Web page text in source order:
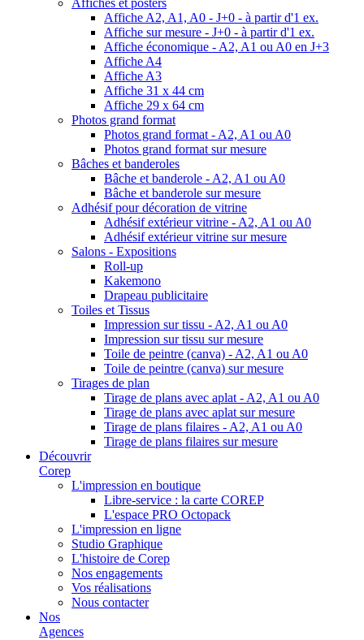
Affiches et posters
Affiche A2, A1, A0 - J+0 - à partir d'1 ex.
Affiche sur mesure - J+0 - à partir d'1 ex.
Affiche économique - A2, A1 ou A0 en J+3
Affiche A4
Affiche A3
Affiche 31 x 44 cm
Affiche 29 x 64 cm
Photos grand format
Photos grand format - A2, A1 ou A0
Photos grand format sur mesure
Bâches et banderoles
Bâche et banderole - A2, A1 ou A0
Bâche et banderole sur mesure
Adhésif pour décoration de vitrine
Adhésif extérieur vitrine - A2, A1 ou A0
Adhésif extérieur vitrine sur mesure
Salons - Expositions
Roll-up
Kakemono
Drapeau publicitaire
Toiles et Tissus
Impression sur tissu - A2, A1 ou A0
Impression sur tissu sur mesure
Toile de peintre (canva) - A2, A1 ou A0
Toile de peintre (canva) sur mesure
Tirages de plan
Tirage de plans avec aplat - A2, A1 ou A0
Tirage de plans avec aplat sur mesure
Tirage de plans filaires - A2, A1 ou A0
Tirage de plans filaires sur mesure
Découvrir
Corep
L'impression en boutique
Libre-service : la carte COREP
L'espace PRO Octopack
L'impression en ligne
Studio Graphique
L'histoire de Corep
Nos engagements
Vos réalisations
Nous contacter
Nos
Agences